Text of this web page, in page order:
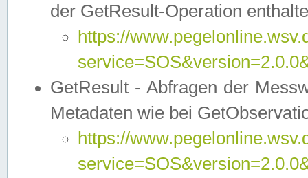
der GetResult-Operation
https://
GetResult - Abfragen der
Metadaten wie bei
https://